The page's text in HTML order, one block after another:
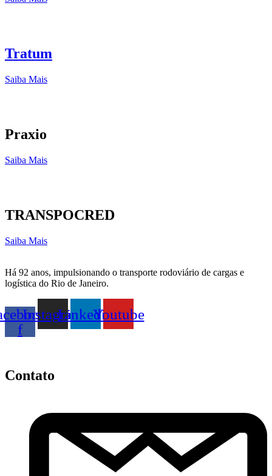
Tratum
Saiba Mais
Praxio
Saiba Mais
TRANSPOCRED
Saiba Mais
Há 92 anos, impulsionando o transporte rodoviário de cargas e
logística do Rio de Janeiro.
f
InstagramLinkedinYoutube
Contato